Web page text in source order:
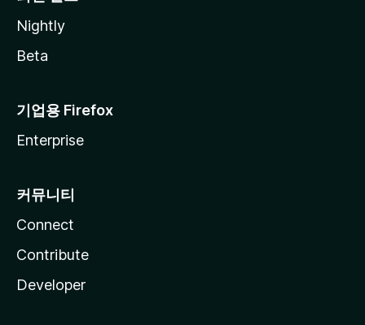
Nightly
Beta
기업용 Firefox
Enterprise
커뮤니티
Connect
Contribute
Developer